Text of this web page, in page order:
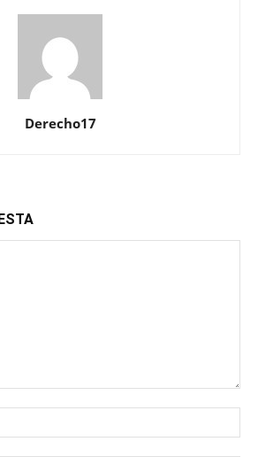
Derecho17